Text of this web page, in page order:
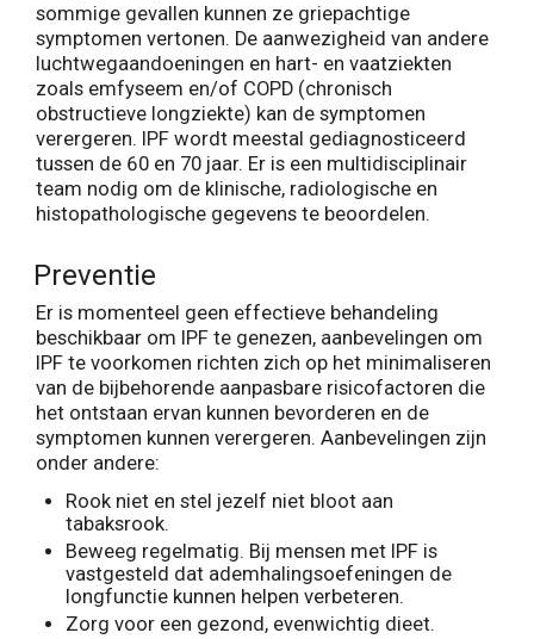
sommige gevallen kunnen ze griepachtige
symptomen vertonen. De aanwezigheid van andere
luchtwegaandoeningen en hart- en vaatziekten
zoals emfyseem en/of COPD (chronisch
obstructieve longziekte) kan de symptomen
verergeren. IPF wordt meestal gediagnosticeerd
tussen de 60 en 70 jaar. Er is een multidisciplinair
team nodig om de klinische, radiologische en
histopathologische gegevens te beoordelen.
Preventie
Er is momenteel geen effectieve behandeling
beschikbaar om IPF te genezen, aanbevelingen om
IPF te voorkomen richten zich op het minimaliseren
van de bijbehorende aanpasbare risicofactoren die
het ontstaan ervan kunnen bevorderen en de
symptomen kunnen verergeren. Aanbevelingen zijn
onder andere:
Rook niet en stel jezelf niet bloot aan
tabaksrook.
Beweeg regelmatig. Bij mensen met IPF is
vastgesteld dat ademhalingsoefeningen de
longfunctie kunnen helpen verbeteren.
Zorg voor een gezond, evenwichtig dieet.